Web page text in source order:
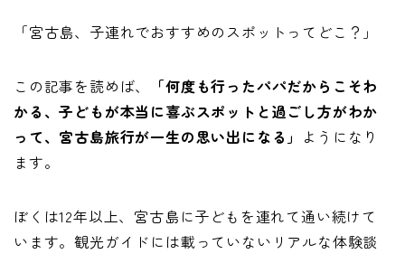
「宮古島、子連れでおすすめのスポットってどこ？」
この記事を読めば、
「何度も行ったパパだからこそわ
かる、子どもが本当に喜ぶスポットと過ごし方がわか
って、宮古島旅行が一生の思い出になる」 ようになり
ます。
ぼくは12年以上、宮古島に子どもを連れて通い続けて
います。観光ガイドには載っていないリアルな体験談